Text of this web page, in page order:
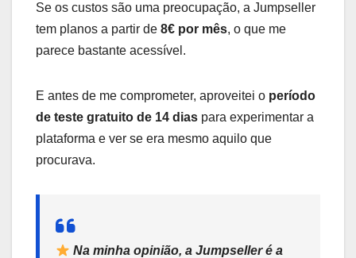
Se os custos são uma preocupação, a Jumpseller
tem planos a partir de 8€ por mês, o que me
parece bastante acessível.
E antes de me comprometer, aproveitei o período
de teste gratuito de 14 dias para experimentar a
plataforma e ver se era mesmo aquilo que
procurava.
Na minha opinião,a Jumpseller é a